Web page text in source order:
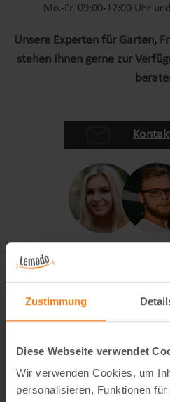
Zustimmung
Diese Webseite verwendet
Wir verwenden Cookies, um
personalisieren, Funktionen
Mo.-Fr. 09:00-12:00 Uhr
Unsere Experten für Garten,
stehen Ihnen gerne zur